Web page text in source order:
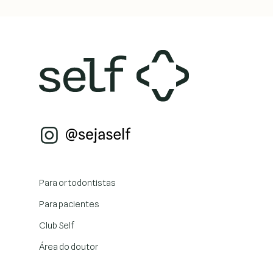
Para ortodontistas
Para pacientes
Club Self
Área do doutor